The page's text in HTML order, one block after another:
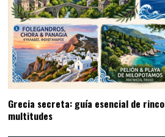
Grecia secreta: guía esencial de
multitudes